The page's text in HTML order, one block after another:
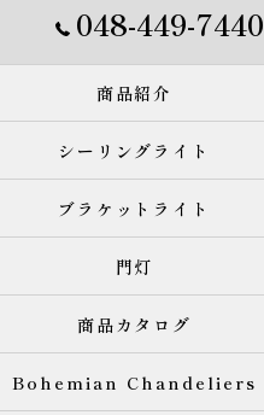
048-449-7440
商品紹介
シーリングライト
ブラケットライト
門灯
商品カタログ
Bohemian Chandeliers